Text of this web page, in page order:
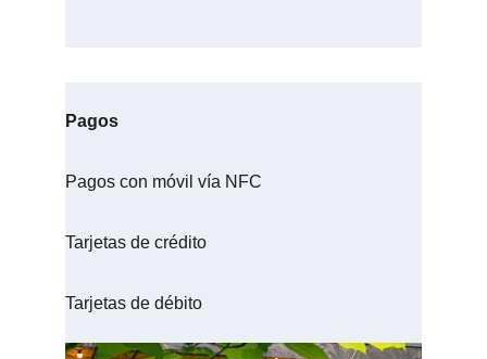
Pagos
Pagos con móvil vía NFC
Tarjetas de crédito
Tarjetas de débito